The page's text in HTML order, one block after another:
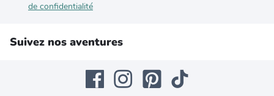
de confidentialité
Suivez nos aventures